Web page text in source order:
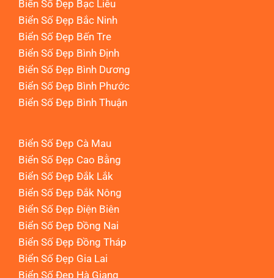
Biển Số Đẹp Bạc Liêu
Biển Số Đẹp Bắc Ninh
Biển Số Đẹp Bến Tre
Biển Số Đẹp Bình Định
Biển Số Đẹp Bình Dương
Biển Số Đẹp Bình Phước
Biển Số Đẹp Bình Thuận
Biển Số Đẹp Cà Mau
Biển Số Đẹp Cao Bằng
Biển Số Đẹp Đắk Lắk
Biển Số Đẹp Đắk Nông
Biển Số Đẹp Điện Biên
Biển Số Đẹp Đồng Nai
Biển Số Đẹp Đồng Tháp
Biển Số Đẹp Gia Lai
Biển Số Đẹp Hà Giang